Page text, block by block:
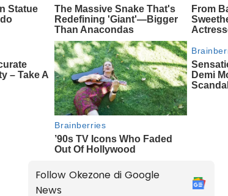
Follow Okezone di Google
News